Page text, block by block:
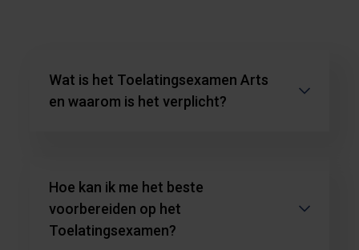
Wat is het Toelatingsexamen Arts
en waarom is het verplicht?
Hoe kan ik me het beste
voorbereiden op het
Toelatingsexamen?